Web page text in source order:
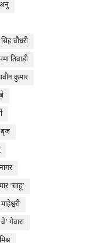
चौधरी
तिवाड़ी
कुमार
बृज
'साहू'
गेवारा